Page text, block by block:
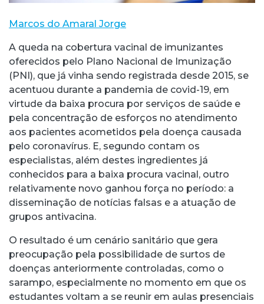
Marcos do Amaral Jorge
A queda na cobertura vacinal de imunizantes
oferecidos pelo Plano Nacional de Imunização
(PNI), que já vinha sendo registrada desde 2015, se
acentuou durante a pandemia de covid-19, em
virtude da baixa procura por serviços de saúde e
pela concentração de esforços no atendimento
aos pacientes acometidos pela doença causada
pelo coronavírus. E, segundo contam os
especialistas, além destes ingredientes já
conhecidos para a baixa procura vacinal, outro
relativamente novo ganhou força no período: a
disseminação de notícias falsas e a atuação de
grupos antivacina.
O resultado é um cenário sanitário que gera
preocupação pela possibilidade de surtos de
doenças anteriormente controladas, como o
sarampo, especialmente no momento em que os
estudantes voltam a se reunir em aulas presenciais